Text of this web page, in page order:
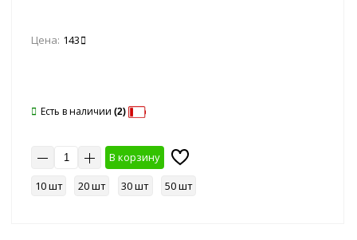
Цена: 143
Есть в наличии (2)
В корзину
10 шт
20 шт 30 шт 50 шт